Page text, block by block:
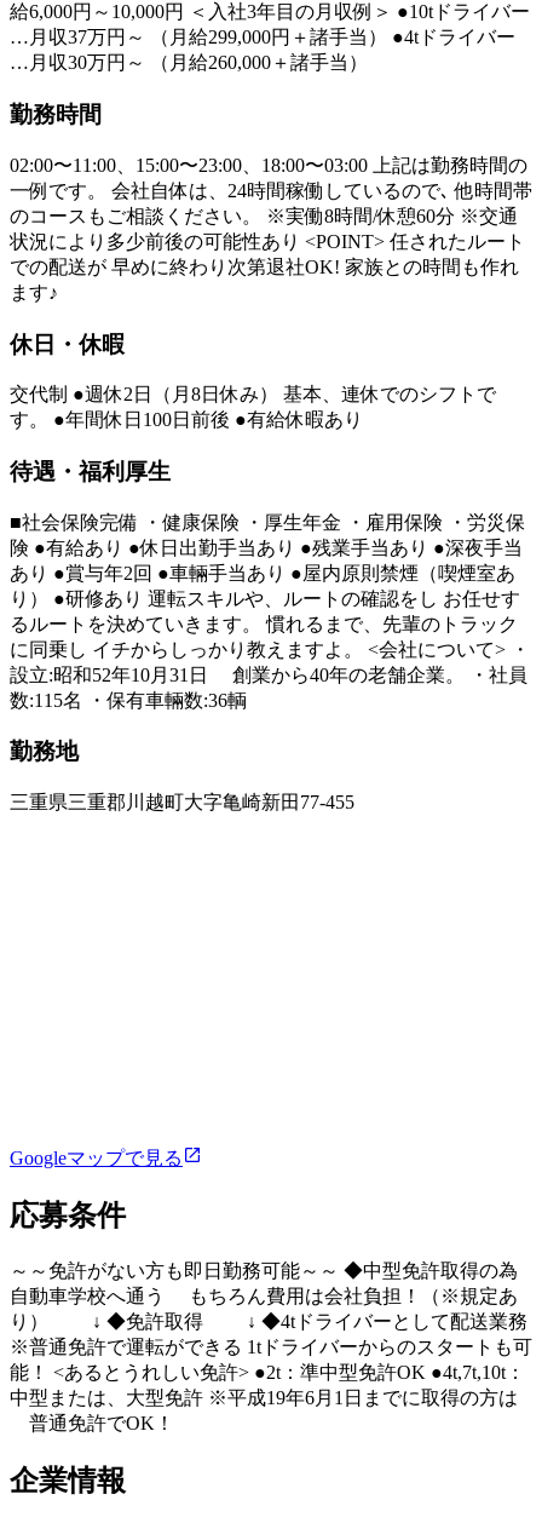
給6,000円～10,000円 ＜入社3年目の月収例＞ ●10tドライバー
…月収37万円～ （月給299,000円＋諸手当） ●4tドライバー
…月収30万円～ （月給260,000＋諸手当）
勤務時間
02:00〜11:00、15:00〜23:00、18:00〜03:00 上記は勤務時間の
一例です。 会社自体は、24時間稼働しているので､ 他時間帯
のコースもご相談ください。 ※実働8時間/休憩60分 ※交通
状況により多少前後の可能性あり <POINT> 任されたルート
での配送が 早めに終わり次第退社OK! 家族との時間も作れ
ます♪
休日・休暇
交代制 ●週休2日（月8日休み） 基本、連休でのシフトで
す。 ●年間休日100日前後 ●有給休暇あり
待遇・福利厚生
■社会保険完備 ・健康保険 ・厚生年金 ・雇用保険 ・労災保
険 ●有給あり ●休日出勤手当あり ●残業手当あり ●深夜手当
あり ●賞与年2回 ●車輛手当あり ●屋内原則禁煙（喫煙室あ
り） ●研修あり 運転スキルや、ルートの確認をし お任せす
るルートを決めていきます。 慣れるまで、先輩のトラック
に同乗し イチからしっかり教えますよ。 <会社について> ・
設立:昭和52年10月31日 創業から40年の老舗企業。 ・社員
数:115名 ・保有車輛数:36輌
勤務地
三重県三重郡川越町大字亀崎新田77-455
Googleマップで見る
応募条件
～～免許がない方も即日勤務可能～～ ◆中型免許取得の為
自動車学校へ通う もちろん費用は会社負担！（※規定あ
り） ↓ ◆免許取得 ↓ ◆4tドライバーとして配送業務
※普通免許で運転ができる 1tドライバーからのスタートも可
能！ <あるとうれしい免許> ●2t：準中型免許OK ●4t,7t,10t：
中型または、大型免許 ※平成19年6月1日までに取得の方は
普通免許でOK！
企業情報